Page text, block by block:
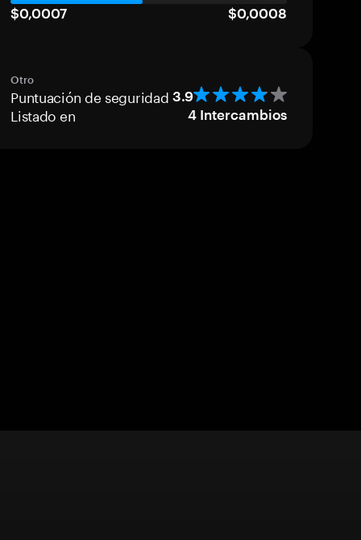
$0,0007 $0,0008
Otro
Puntuación de seguridad 3.9
Listado en 4 Intercambios